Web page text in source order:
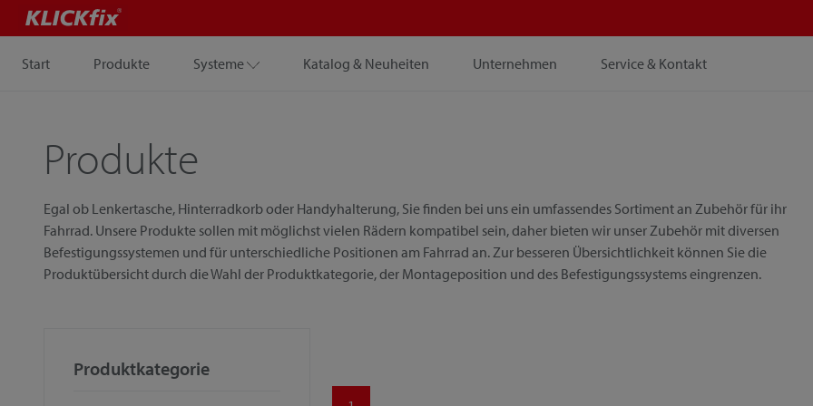
Start Produkte Systeme Katalog & Neuheiten Unternehmen Service & Kontakt
Produkte
Egal ob Lenkertasche, Hinterradkorb oder Handyhalterung, Sie finden bei uns ein umfassendes Sortiment an Zubehör für ihr
Fahrrad. Unsere Produkte sollen mit möglichst vielen Rädern kompatibel sein, daher bieten wir unser Zubehör mit diversen
Befestigungssystemen und für unterschiedliche Positionen am Fahrrad an. Zur besseren Übersichtlichkeit können Sie die
Produktübersicht durch die Wahl der Produktkategorie, der Montageposition und des Befestigungssystems eingrenzen.
Produktkategorie